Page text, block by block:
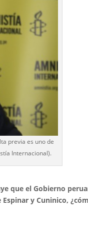
previa es uno de
Internacional).
que el Gobierno
y Cuninico,